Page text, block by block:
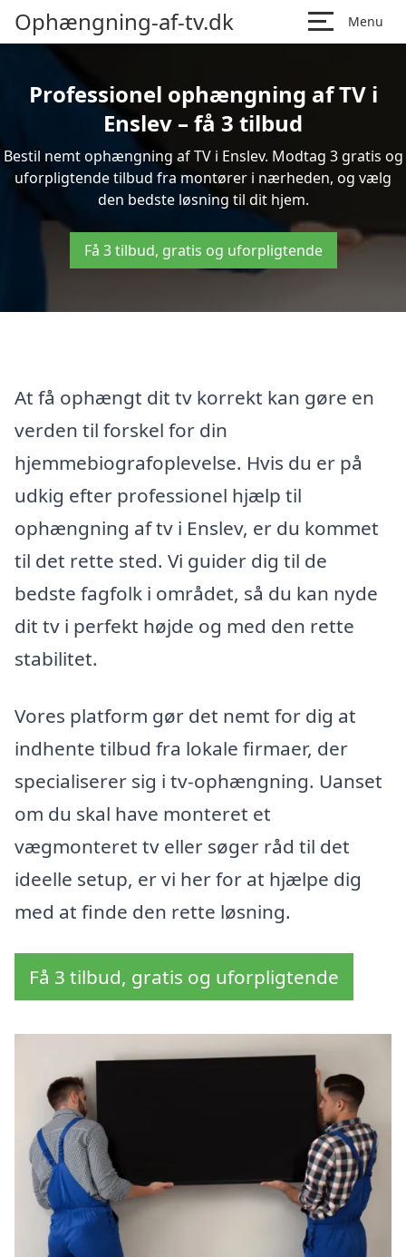
Ophængning-af-tv.dk Menu
Professionel ophængning af TV i
Enslev – få 3 tilbud
Bestil nemt ophængning af TV i Enslev. Modtag 3 gratis og
uforpligtende tilbud fra montører i nærheden, og vælg
den bedste løsning til dit hjem.
Få 3 tilbud, gratis og uforpligtende
At få ophængt dit tv korrekt kan gøre en
verden til forskel for din
hjemmebiografoplevelse. Hvis du er på
udkig efter professionel hjælp til
ophængning af tv i Enslev, er du kommet
til det rette sted. Vi guider dig til de
bedste fagfolk i området, så du kan nyde
dit tv i perfekt højde og med den rette
stabilitet.
Vores platform gør det nemt for dig at
indhente tilbud fra lokale firmaer, der
specialiserer sig i tv-ophængning. Uanset
om du skal have monteret et
vægmonteret tv eller søger råd til det
ideelle setup, er vi her for at hjælpe dig
med at finde den rette løsning.
Få 3 tilbud, gratis og uforpligtende